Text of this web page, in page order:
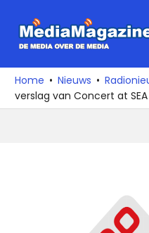
naar
media
over
de
Home Nieuws
verslag van Concert at SEA